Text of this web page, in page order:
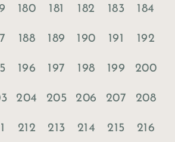
180 181 182 183 184
188 189 190 191 192
196 197 198 199 200
204 205 206 207 208
212 213 214 215 216